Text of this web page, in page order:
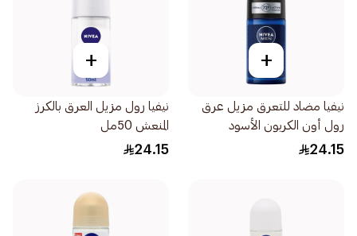
+
نيفيا مضاد للتعرق مزيل عرق
رول أون الكربون الأسود
والأخشاب الداكنة للرجال 50مل
24.15
+
نيفيا رول مزيل العرق بالكرز
المنعش 50مل
24.15